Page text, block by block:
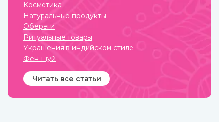
Косметика
Натуральные продукты
Обереги
Ритуальные товары
Украшения в индийском стиле
Фен-шуй
Читать все статьи